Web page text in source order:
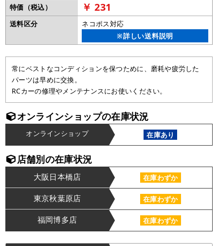
特価（税込）
￥ 231
送料区分
ネコポス対応
※詳しい送料説明
常にベストなコンディションを保つために、磨耗や疲労した
パーツは早めに交換。
RCカーの修理やメンテナンスにお使いください。
オンラインショップの在庫状況
オンラインショップ 在庫あり
店舗別の在庫状況
大阪日本橋店 在庫わずか
東京秋葉原店 在庫わずか
福岡博多店 在庫わずか